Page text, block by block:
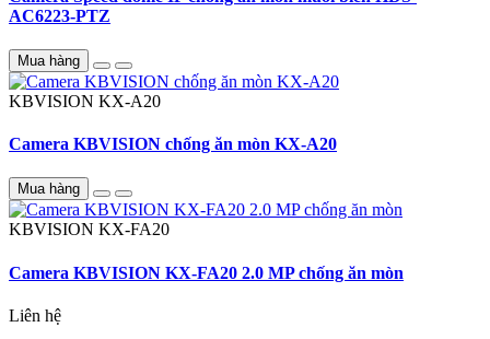
AC6223-PTZ
Mua hàng
KBVISION KX-A20
Camera KBVISION chống ăn mòn KX-A20
Mua hàng
KBVISION KX-FA20
Camera KBVISION KX-FA20 2.0 MP chống ăn mòn
Liên hệ